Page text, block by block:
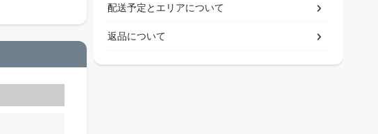
配送予定とエリアについて
返品について